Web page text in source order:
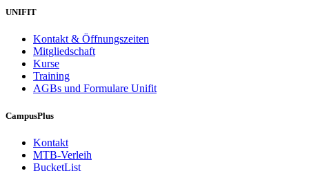
UNIFIT
Kontakt & Öffnungszeiten
Mitgliedschaft
Kurse
Training
AGBs und Formulare Unifit
CampusPlus
Kontakt
MTB-Verleih
BucketList